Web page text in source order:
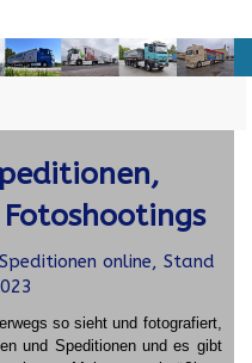
online, Stand
so sieht und fotografiert,
und Speditionen und es gibt